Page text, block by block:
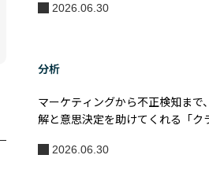
2026.06.30
分析
マーケティングから不正検知まで
解と意思決定を助けてくれる「ク
2026.06.30